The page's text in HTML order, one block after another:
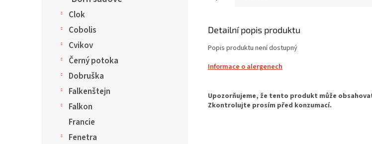
Clok
Cobolis
Cvikov
Černý potoka
Dobruška
Falkenštejn
Falkon
Francie
Fenetra
Detailní popis produktu
Popis produktu není dostupný
Informace o alergenech